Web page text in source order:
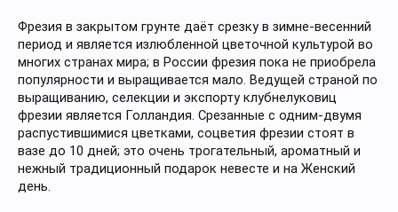
Фрезия в закрытом грунте даёт срезку в зимне-весенний
период и является излюбленной цветочной культурой во
многих странах мира; в России фрезия пока не приобрела
популярности и выращивается мало. Ведущей страной по
выращиванию, селекции и экспорту клубнелуковиц
фрезии является Голландия. Срезанные с одним-двумя
распустившимися цветками, соцветия фрезии стоят в
вазе до 10 дней; это очень трогательный, ароматный и
нежный традиционный подарок невесте и на Женский
день.